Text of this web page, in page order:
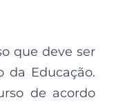
que deve ser
da Educação.
de acordo